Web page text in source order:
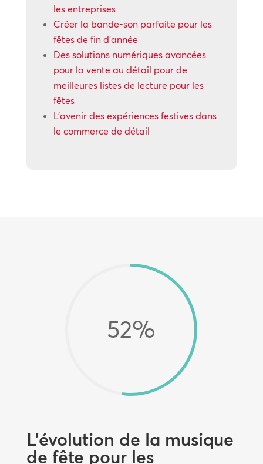
les entreprises
Créer la bande-son parfaite pour les
fêtes de fin d’année
Des solutions numériques avancées
pour la vente au détail pour de
meilleures listes de lecture pour les
fêtes
L’avenir des expériences festives dans
le commerce de détail
52%
L’évolution de la musique
de fête pour les